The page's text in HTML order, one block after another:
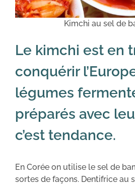
Kimchi au sel de
Le kimchi est en
conquérir
légumes
préparés avec
c’est tendance.
En Corée on utilise le sel de
sortes de façons. Dentifrice au